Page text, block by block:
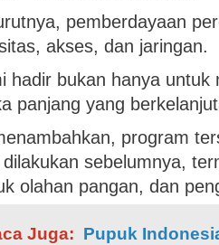
pemberdayaan
akses, dan jaringan.
hadir bukan hanya
panjang yang
program
sebelumnya,
olahan pangan, dan
Juga: Pupuk